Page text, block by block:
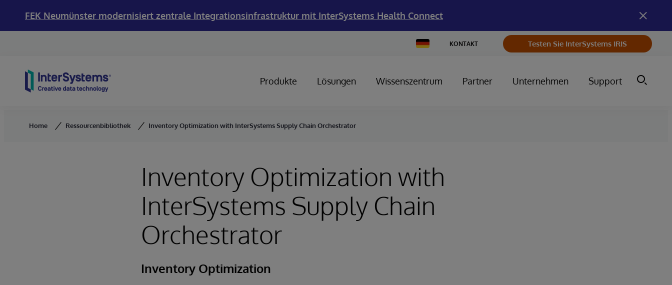
FEK Neumünster modernisiert zentrale Integrationsinfrastruktur mit InterSystems Health Connect
Change
Country
KONTAKT Testen Sie InterSystems IRIS
Produkte Lösungen Wissenszentrum Partner Unternehmen Support
Home Ressourcenbibliothek Inventory Optimization with InterSystems Supply Chain Orchestrator
Inventory Optimization with
InterSystems Supply Chain
Orchestrator
Inventory Optimization